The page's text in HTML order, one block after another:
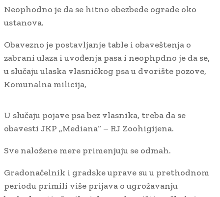
Neophodno je da se hitno obezbede ograde oko
ustanova.
Obavezno je postavljanje table i obaveštenja o
zabrani ulaza i uvođenja pasa i neophpdno je da se,
u slučaju ulaska vlasničkog psa u dvorište pozove,
Komunalna milicija,
U slučaju pojave psa bez vlasnika, treba da se
obavesti JKP „Mediana“ – RJ Zoohigijena.
Sve naložene mere primenjuju se odmah.
Gradonačelnik i gradske uprave su u prethodnom
periodu primili više prijava o ugrožavanju